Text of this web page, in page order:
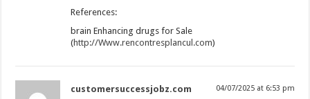
References:
brain Enhancing drugs for Sale
(http://Www.rencontresplancul.com)
customersuccessjobz.com 04/07/2025 at 6:53 pm